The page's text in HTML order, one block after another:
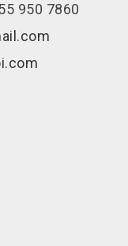
950 7860